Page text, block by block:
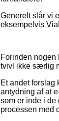
Generelt slår vi
eksempelvis
Forinden nogen
tvivl ikke særlig
Et andet
antydning af at
som er inde i
processen med